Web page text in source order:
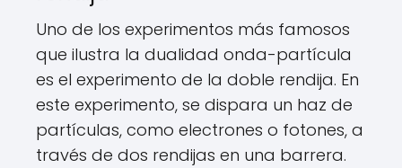
Uno de los experimentos más famosos
que ilustra la dualidad onda-partícula
es el experimento de la doble rendija. En
este experimento, se dispara un haz de
partículas, como electrones o fotones, a
través de dos rendijas en una barrera.